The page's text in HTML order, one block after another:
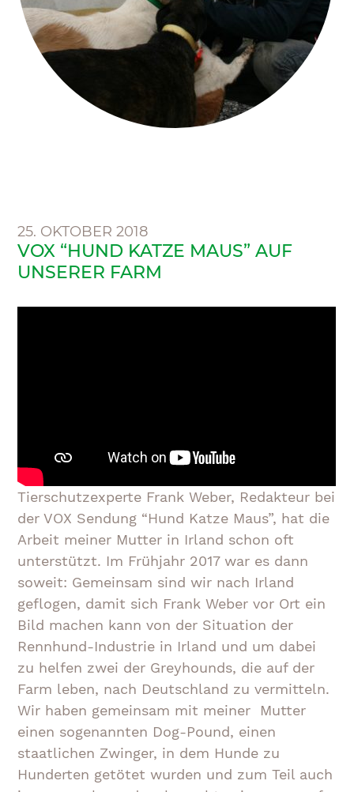
25. OKTOBER 2018
VOX “HUND KATZE MAUS” AUF
UNSERER FARM
Tierschutzexperte Frank Weber, Redakteur bei
der VOX Sendung “Hund Katze Maus”, hat die
Arbeit meiner Mutter in Irland schon oft
unterstützt. Im Frühjahr 2017 war es dann
soweit: Gemeinsam sind wir nach Irland
geflogen, damit sich Frank Weber vor Ort ein
Bild machen kann von der Situation der
Rennhund-Industrie in Irland und um dabei
zu helfen zwei der Greyhounds, die auf der
Farm leben, nach Deutschland zu vermitteln.
Wir haben gemeinsam mit meiner Mutter
einen sogenannten Dog-Pound, einen
staatlichen Zwinger, in dem Hunde zu
Hunderten getötet wurden und zum Teil auch